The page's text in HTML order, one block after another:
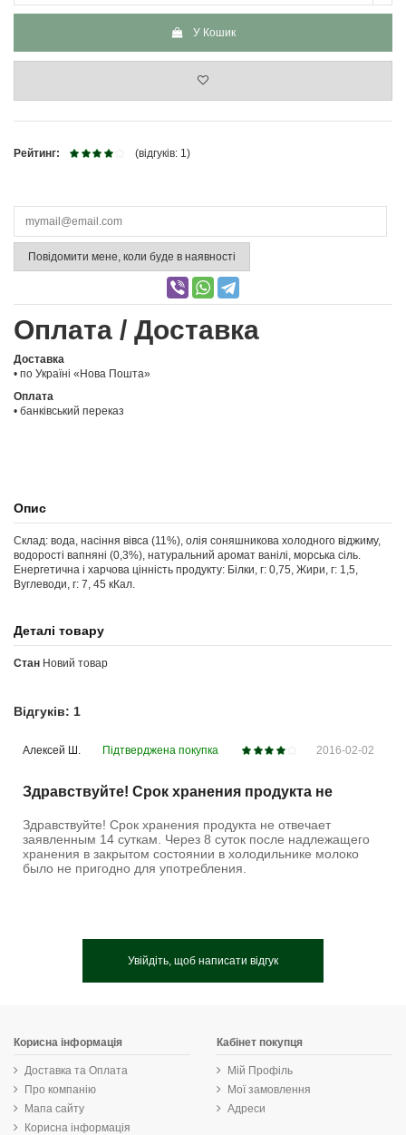
У Кошик
Рейтинг: (відгуків: 1)
Повідомити мене, коли буде в наявності
Оплата / Доставка
Доставка
• по Україні «Нова Пошта»
Оплата
• банківський переказ
Опис
Склад: вода, насіння вівса (11%), олія соняшникова холодного віджиму,
водорості вапняні (0,3%), натуральний аромат ванілі, морська сіль.
Енергетична і харчова цінність продукту: Білки, г: 0,75, Жири, г: 1,5,
Вуглеводи, г: 7, 45 кКал.
Деталі товару
Стан Новий товар
Відгуків: 1
Алексей Ш. Підтверджена покупка 2016-02-02
Здравствуйте! Срок хранения продукта не
Здравствуйте! Срок хранения продукта не отвечает
заявленным 14 суткам. Через 8 суток после надлежащего
хранения в закрытом состоянии в холодильнике молоко
было не пригодно для употребления.
Увійдіть, щоб написати відгук
Корисна інформація
Доставка та Оплата
Про компанію
Мапа сайту
Корисна інформація
Кабінет покупця
Мій Профіль
Мої замовлення
Адреси